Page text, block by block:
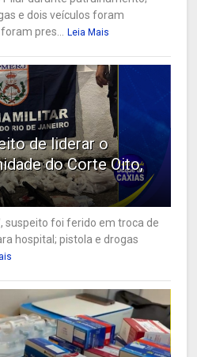
e dois veículos foram
pres...
Leia Mais
de liderar o
do Corte Oito,
suspeito foi ferido em troca de
hospital; pistola e drogas